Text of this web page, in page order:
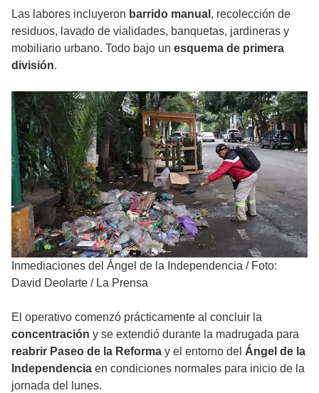
Las labores incluyeron barrido manual , recolección de
residuos, lavado de vialidades, banquetas, jardineras y
mobiliario urbano. Todo bajo un esquema de primera
división.
Inmediaciones del Ángel de la Independencia / Foto:
David Deolarte / La Prensa
El operativo comenzó prácticamente al concluir la
concentración y se extendió durante la madrugada para
reabrir Paseo de la Reforma y el entorno del Ángel de la
Independencia en condiciones normales para inicio de la
jornada del lunes.